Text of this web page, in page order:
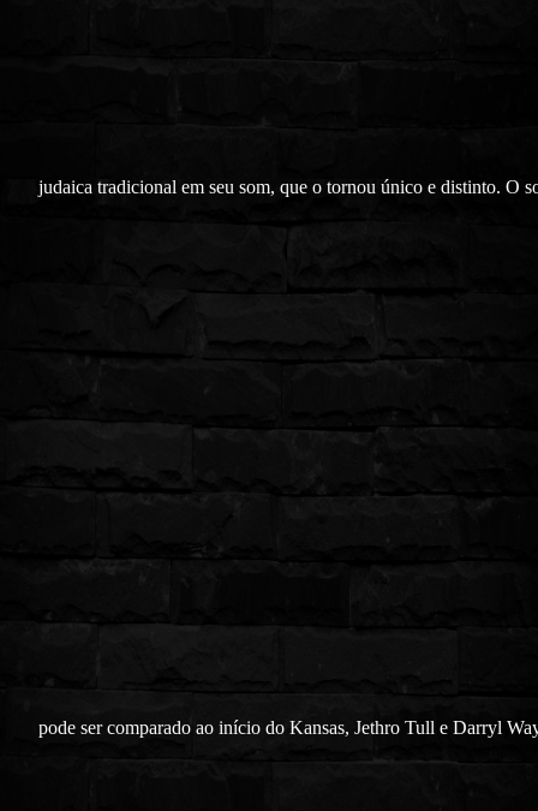
judaica tradicional em seu som, que o tornou único e distinto. O
pode ser comparado ao início do Kansas, Jethro Tull e Darryl